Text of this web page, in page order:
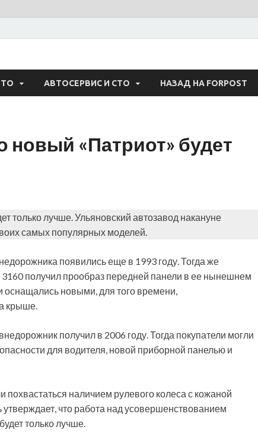
Авто
АВТОСЕРВИС И СТО НАЗАД НА FORPOST
новый «Патриот» будет
только лучше. Ульяновский автозавод накануне
самых популярных моделей.
появились еще в 1993 году. Тогда же
получил прообраз передней панели в ее нынешнем
оснащались новыми, для того времени,
крыше.
получил в 2006 году. Тогда покупатели могли
для водителя, новой приборной панелью и
похвастаться наличием рулевого колеса с кожаной
что работа над усовершенствованием
только лучше.